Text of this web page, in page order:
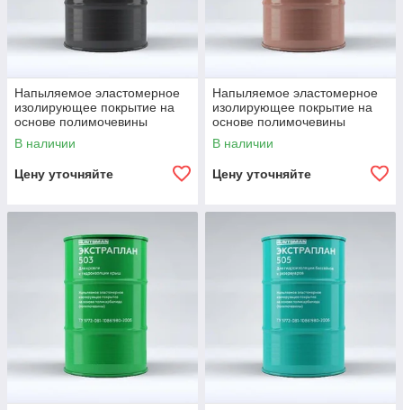
Напыляемое эластомерное
изолирующее покрытие на
основе полимочевины
Экстраплан 504
В наличии
Цену уточняйте
Напыляемое эластомерное
изолирующее покрытие на
основе полимочевины
Экстраплан 502
В наличии
Цену уточняйте